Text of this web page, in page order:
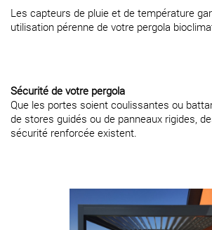
Les capteurs de pluie et de température
utilisation pérenne de votre pergola
Sécurité de votre pergola
Que les portes soient coulissantes ou
de stores guidés ou de panneaux rigides,
sécurité renforcée existent.